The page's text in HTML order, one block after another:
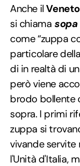
Anche ilVeneto
si chiama
come “zuppa
particolare della
di in realtà di un
però viene
brodo bollente
sopra. I primi
zuppa si
vivande servite
l'Unità d'Italia,